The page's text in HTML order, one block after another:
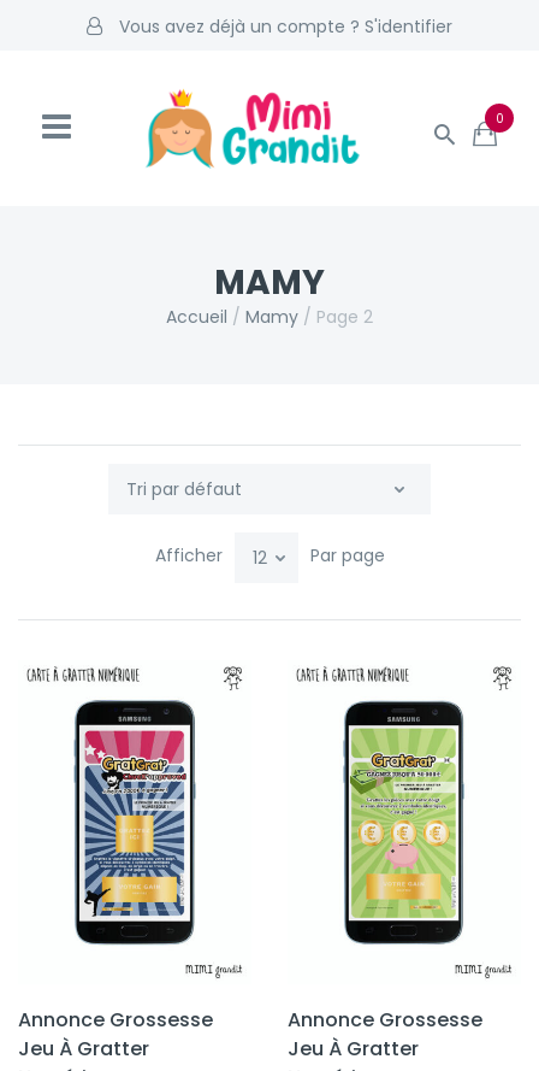
Vous avez déjà un compte ? S'identifier
0
MAMY
Accueil / Mamy / Page 2
Afficher Par page
Annonce Grossesse
Jeu À Gratter
Annonce Grossesse
Jeu À Gratter